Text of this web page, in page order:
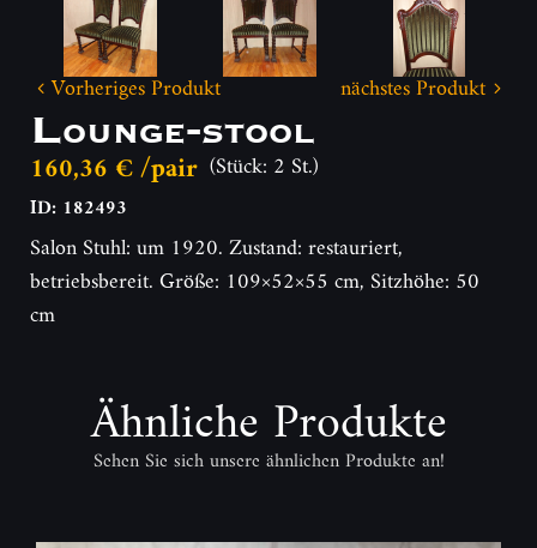
Vorheriges Produkt nächstes Produkt
Lounge-stool
160,36 € /pair (Stück: 2 St.)
ID: 182493
Salon Stuhl: um 1920. Zustand: restauriert,
betriebsbereit. Größe: 109×52×55 cm, Sitzhöhe: 50
cm
Ähnliche Produkte
Sehen Sie sich unsere ähnlichen Produkte an!